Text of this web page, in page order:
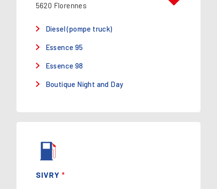
5620 Florennes
Diesel (pompe truck)
Essence 95
Essence 98
Boutique Night and Day
SIVRY *